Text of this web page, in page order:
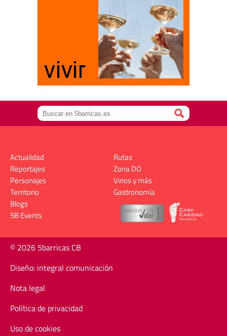
Actualidad
Reportajes
Personajes
Territorio
Rutas
Zona DO
Vinos y más
Gastronomía
Blogs
5B Events
© 2026 5barricas CB
Diseño: integral comunicación
Nota legal
Política de privacidad
Uso de cookies